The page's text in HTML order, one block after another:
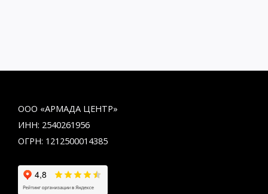
ООО «АРМАДА ЦЕНТР»
ИНН: 2540261956
ОГРН: 1212500014385